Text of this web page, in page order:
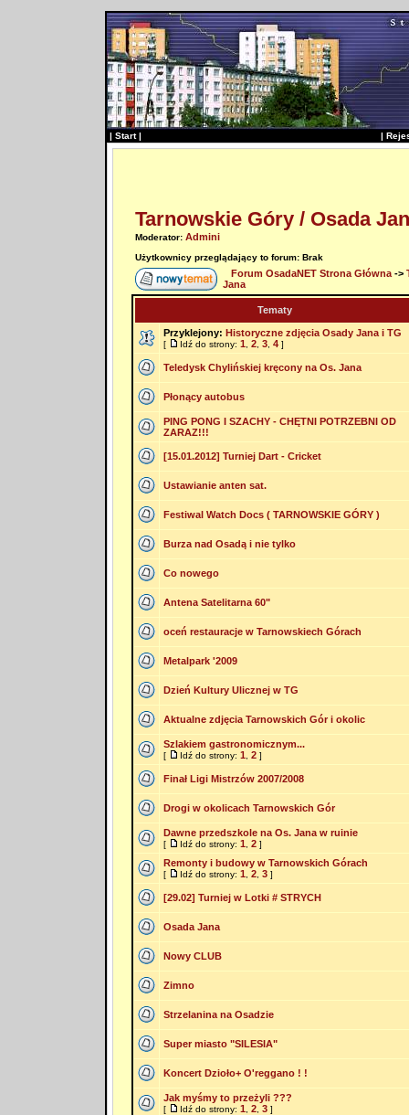
| Start| |
Tarnowskie Góry / Osada
Moderator: Admini
Użytkownicy przeglądający to forum: Brak
Forum OsadaNET Strona Główna->
Jana
Tematy
Przyklejony: Historyczne zdjęcia Osady Jana i TG
[ Idź do strony: 1, 2, 3, 4]
Teledysk Chylińskiej kręcony na Os. Jana
Płonący autobus
PING PONG I SZACHY - CHĘTNI POTRZEBNI OD
ZARAZ!!!
[15.01.2012] Turniej Dart - Cricket
Ustawianie anten sat.
Festiwal Watch Docs ( TARNOWSKIE GÓRY )
Burza nad Osadą i nie tylko
Co nowego
Antena Satelitarna 60"
oceń restauracje w Tarnowskiech Górach
Metalpark '2009
Dzień Kultury Ulicznej w TG
Aktualne zdjęcia Tarnowskich Gór i okolic
Szlakiem gastronomicznym...
[ Idź do strony: 1, 2]
Finał Ligi Mistrzów 2007/2008
Drogi w okolicach Tarnowskich Gór
Dawne przedszkole na Os. Jana w ruinie
[ Idź do strony: 1, 2]
Remonty i budowy w Tarnowskich Górach
[ Idź do strony: 1, 2, 3]
[29.02] Turniej w Lotki # STRYCH
Osada Jana
Nowy CLUB
Zimno
Strzelanina na Osadzie
Super miasto "SILESIA"
Koncert Dzioło+ O'reggano ! !
Jak myśmy to przeżyli ???
[ Idź do strony: 1, 2, 3]